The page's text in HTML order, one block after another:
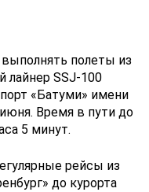
выполнять полеты из
лайнер SSJ-100
«Батуми» имени
Время в пути до
5 минут.
рейсы из
до курорта